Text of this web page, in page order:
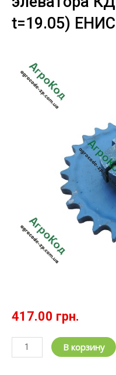
t=19.05)
417.00 грн.
Количество
товара
В корзину